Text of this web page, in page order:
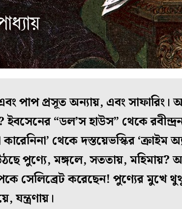
পাপ প্রসূত অন্যায়, এবং সাফারিং।
“ডল’স হাউস” থেকে
থেকে দস্তয়েভস্কির ‘ক্রাইম
পুণ্যে, মঙ্গলে, সততায়, মহিমায়?
সেলিব্রেট করেছেন! পুণ্যের মুখে
যন্ত্রণায়।